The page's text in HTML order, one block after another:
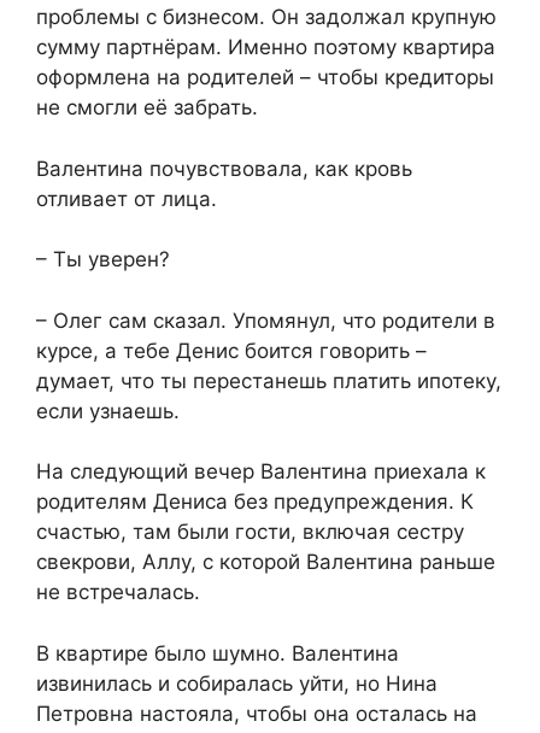
проблемы с бизнесом. Он задолжал крупную
сумму партнёрам. Именно поэтому квартира
оформлена на родителей – чтобы кредиторы
не смогли её забрать.
Валентина почувствовала, как кровь
отливает от лица.
– Ты уверен?
– Олег сам сказал. Упомянул, что родители в
курсе, а тебе Денис боится говорить –
думает, что ты перестанешь платить ипотеку,
если узнаешь.
На следующий вечер Валентина приехала к
родителям Дениса без предупреждения. К
счастью, там были гости, включая сестру
свекрови, Аллу, с которой Валентина раньше
не встречалась.
В квартире было шумно. Валентина
извинилась и собиралась уйти, но Нина
Петровна настояла, чтобы она осталась на